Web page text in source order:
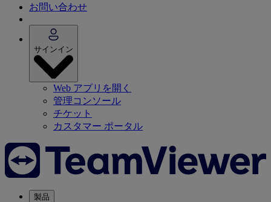
お問い合わせ
サインイン
Web アプリを開く
管理コンソール
チケット
カスタマー ポータル
製品